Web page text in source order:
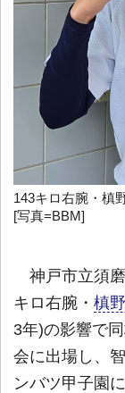
143キロ右腕・槙
[写真=BBM]
神戸市立須
キロ右腕・ 槙
3年)の影響で
会に出場し、
ンバツ甲子園